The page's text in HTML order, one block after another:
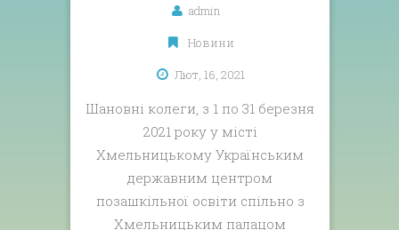
admin
Новини
Лют, 16, 2021
Шановні колеги, з 1 по 31 березня
2021 року у місті
Хмельницькому Українським
державним центром
позашкільної освіти спільно з
Хмельницьким палацом